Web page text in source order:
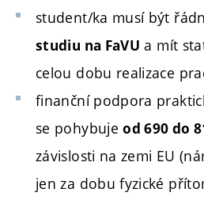
student/ka musí být
studiu na FaVU a mít
celou dobu realizace
finanční podpora
se pohybuje od 690 do
závislosti na zemi EU
jen za dobu fyzické